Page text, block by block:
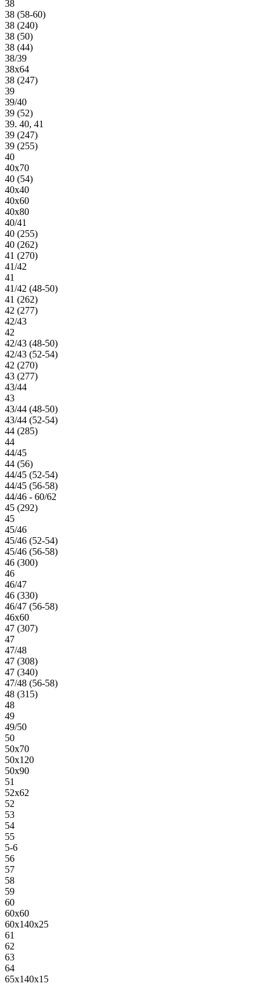
38
38 (58-60)
38 (240)
38 (50)
38 (44)
38/39
38х64
38 (247)
39
39/40
39 (52)
39. 40, 41
39 (247)
39 (255)
40
40х70
40 (54)
40х40
40х60
40х80
40/41
40 (255)
40 (262)
41 (270)
41/42
41
41/42 (48-50)
41 (262)
42 (277)
42/43
42
42/43 (48-50)
42/43 (52-54)
42 (270)
43 (277)
43/44
43
43/44 (48-50)
43/44 (52-54)
44 (285)
44
44/45
44 (56)
44/45 (52-54)
44/45 (56-58)
44/46 - 60/62
45 (292)
45
45/46
45/46 (52-54)
45/46 (56-58)
46 (300)
46
46/47
46 (330)
46/47 (56-58)
46х60
47 (307)
47
47/48
47 (308)
47 (340)
47/48 (56-58)
48 (315)
48
49
49/50
50
50х70
50х120
50х90
51
52х62
52
53
54
55
5-6
56
57
58
59
60
60х60
60х140х25
61
62
63
64
65х140х15